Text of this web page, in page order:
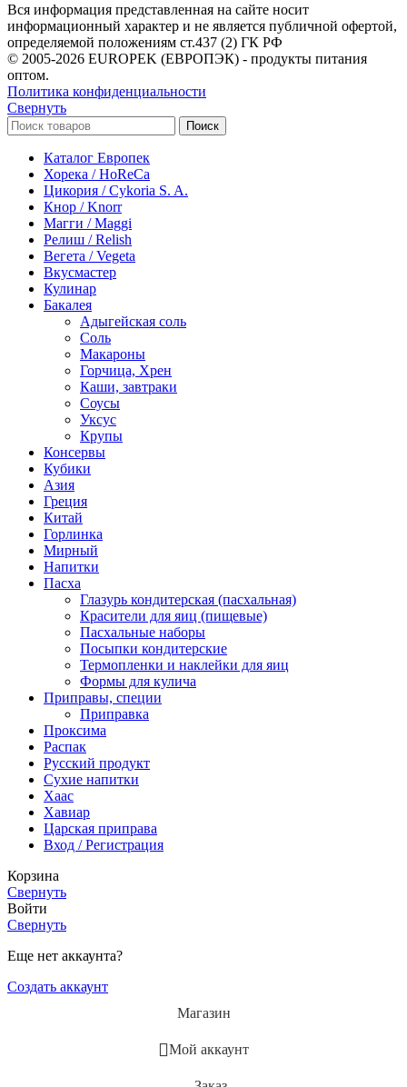
Вся информация представленная на сайте носит
информационный характер и не является публичной офертой,
определяемой положениям ст.437 (2) ГК РФ
© 2005-2026 EUROPEK (ЕВРОПЭК) - продукты питания
оптом.
Политика конфиденциальности
Свернуть
Поиск
Каталог Европек
Хорека / HoReCa
Цикория / Cykoria S. A.
Кнор / Knorr
Магги / Maggi
Релиш / Relish
Вегета / Vegeta
Вкусмастер
Кулинар
Бакалея
Адыгейская соль
Соль
Макароны
Горчица, Хрен
Каши, завтраки
Соусы
Уксус
Крупы
Консервы
Кубики
Азия
Греция
Китай
Горлинка
Мирный
Напитки
Пасха
Глазурь кондитерская (пасхальная)
Красители для яиц (пищевые)
Пасхальные наборы
Посыпки кондитерские
Термопленки и наклейки для яиц
Формы для кулича
Приправы, специи
Приправка
Проксима
Распак
Русский продукт
Сухие напитки
Хаас
Хавиар
Царская приправа
Вход / Регистрация
Корзина
Свернуть
Войти
Свернуть
Еще нет аккаунта?
Создать аккаунт
Магазин
Мой аккаунт